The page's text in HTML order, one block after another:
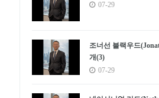
07-29
조너선 블랙우드
개(3)
07-29